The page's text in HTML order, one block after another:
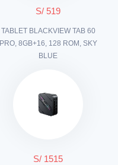
S/ 519
TABLET BLACKVIEW TAB 60
PRO, 8GB+16, 128 ROM, SKY
BLUE
S/ 1515